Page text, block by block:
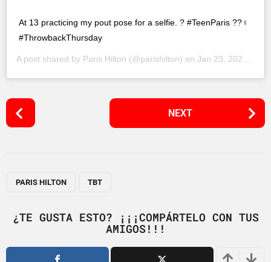
At 13 practicing my pout pose for a selfie. ? #TeenParis ??‍♀️
#ThrowbackThursday
A post shared by Paris Hilton (@parishilton) on Jan 23, 2020 at 8:20pm PST
P
o
a
NEXT
PARIS HILTON TBT
¿TE GUSTA ESTO? ¡¡¡COMPÁRTELO CON TUS
AMIGOS!!!